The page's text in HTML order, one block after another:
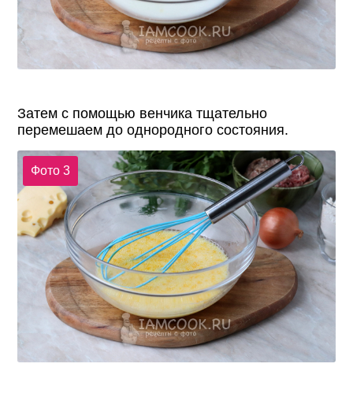
Затем с помощью венчика тщательно
перемешаем до однородного состояния.
Фото 3